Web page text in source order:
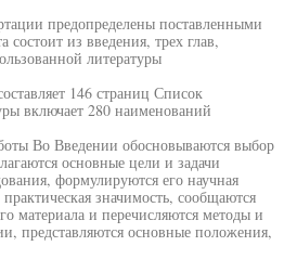
предопределены поставленными
состоит из введения, трех глав,
литературы
146 страниц Список
включает 280 наименований
Во Введении обосновываются выбор
основные цели и задачи
формулируются его научная
значимость, сообщаются
материала и перечисляются методы и
представляются основные положения,